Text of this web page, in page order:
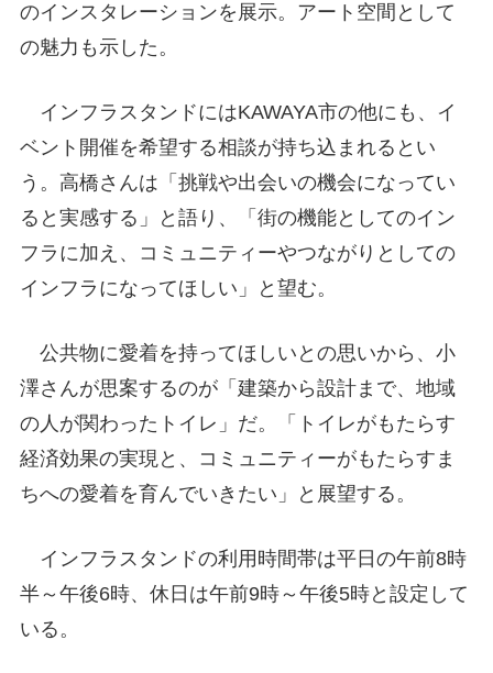
のインスタレーションを展示。アート空間として
の魅力も示した。
インフラスタンドにはKAWAYA市の他にも、イ
ベント開催を希望する相談が持ち込まれるとい
う。高橋さんは「挑戦や出会いの機会になってい
ると実感する」と語り、「街の機能としてのイン
フラに加え、コミュニティーやつながりとしての
インフラになってほしい」と望む。
公共物に愛着を持ってほしいとの思いから、小
澤さんが思案するのが「建築から設計まで、地域
の人が関わったトイレ」だ。「トイレがもたらす
経済効果の実現と、コミュニティーがもたらすま
ちへの愛着を育んでいきたい」と展望する。
インフラスタンドの利用時間帯は平日の午前8時
半～午後6時、休日は午前9時～午後5時と設定して
いる。